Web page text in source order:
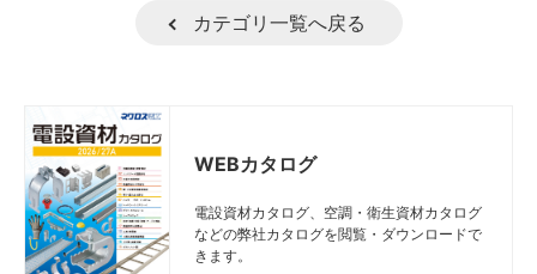
カテゴリ一覧へ戻る
WEBカタログ
電設資材カタログ、空調・衛生資材カタログ
などの弊社カタログを閲覧・ダウンロードで
きます。